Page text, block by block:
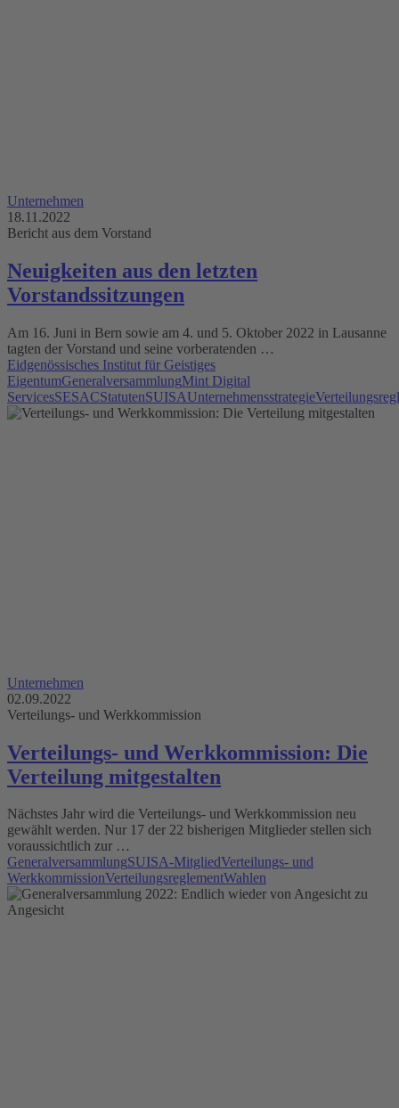
Unternehmen
18.11.2022
Bericht aus dem Vorstand
Neuigkeiten aus den letzten
Vorstandssitzungen
Am 16. Juni in Bern sowie am 4. und 5. Oktober 2022 in Lausanne
tagten der Vorstand und seine vorberatenden …
Eidgenössisches Institut für Geistiges
EigentumGeneralversammlungMint Digital
ServicesSESACStatutenSUISAUnternehmensstrategie
Unternehmen
02.09.2022
Verteilungs- und Werkkommission
Verteilungs- und Werkkommission: Die
Verteilung mitgestalten
Nächstes Jahr wird die Verteilungs- und Werkkommission neu
gewählt werden. Nur 17 der 22 bisherigen Mitglieder stellen sich
voraussichtlich zur …
GeneralversammlungSUISA-MitgliedVerteilungs- und
WerkkommissionVerteilungsreglementWahlen